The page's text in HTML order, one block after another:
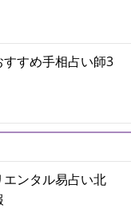
すめ手相占い師3
ンタル易占い北